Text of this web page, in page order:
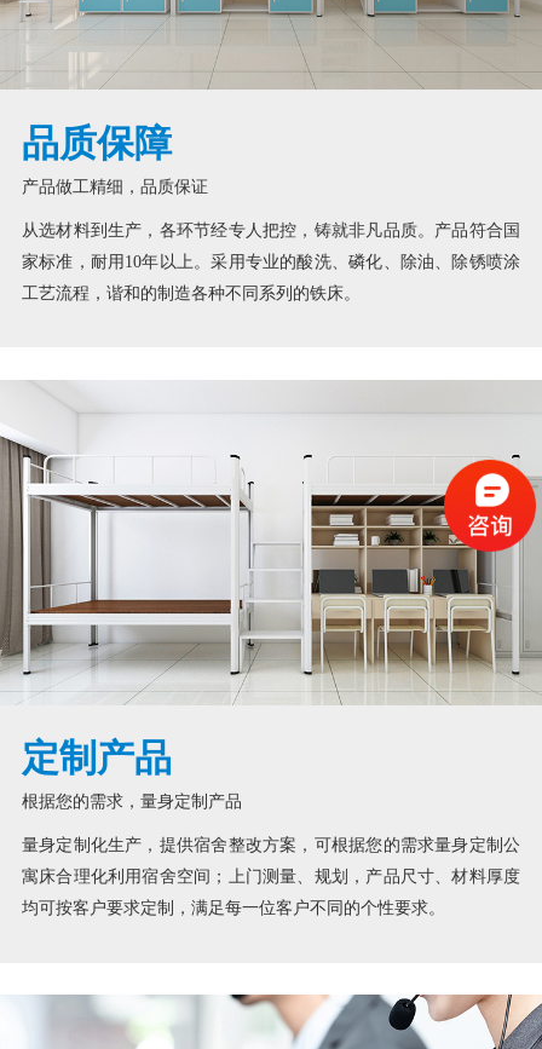
品质保障
产品做工精细，品质保证
从选材料到生产，各环节经专人把控，铸就非凡品质。产品符合国
家标准，耐用10年以上。采用专业的酸洗、磷化、除油、除锈喷涂
工艺流程，谐和的制造各种不同系列的铁床。
定制产品
根据您的需求，量身定制产品
量身定制化生产，提供宿舍整改方案，可根据您的需求量身定制公
寓床合理化利用宿舍空间；上门测量、规划，产品尺寸、材料厚度
均可按客户要求定制，满足每一位客户不同的个性要求。